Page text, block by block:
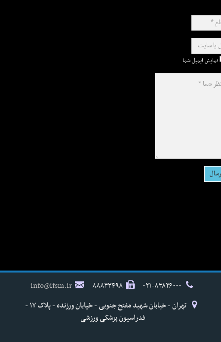
نمایش ایمیل شما
۸۸۸۳۳۴۹۸
info@ifsm.ir
تهران - خیابان شهید مفتح جنوبی - خیابان ورزنده - پلاک ۱۷ -
فدراسیون پزشکی ورزشی